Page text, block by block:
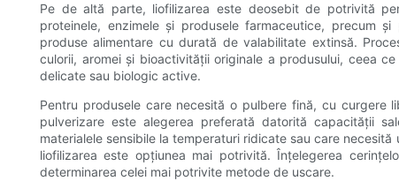
Pe de altă parte, liofilizarea este deosebit de potrivită
proteinele, enzimele și produsele farmaceutice, precum
produse alimentare cu durată de valabilitate extinsă.
culorii, aromei și bioactivității originale a produsului, ceea
delicate sau biologic active.
Pentru produsele care necesită o pulbere fină, cu curgere
pulverizare este alegerea preferată datorită capacității
materialele sensibile la temperaturi ridicate sau care
liofilizarea este opțiunea mai potrivită. Înțelegerea
determinarea celei mai potrivite metode de uscare.